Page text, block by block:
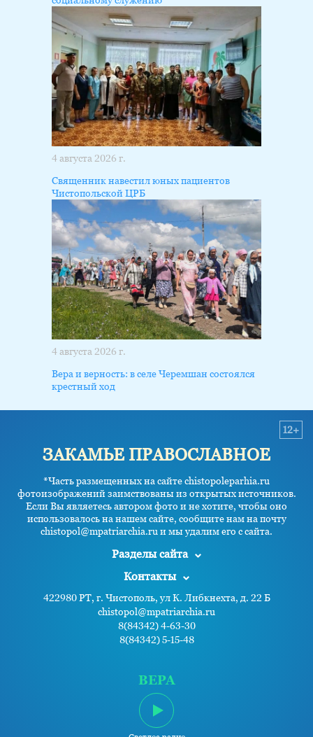
4 августа 2026 г.
Священник навестил юных пациентов
Чистопольской ЦРБ
4 августа 2026 г.
Вера и верность: в селе Черемшан состоялся
крестный ход
ЗАКАМЬЕ ПРАВОСЛАВНОЕ
*Часть размещенных на сайте chistopoleparhia.ru
фотоизображений заимствованы из открытых источников.
Если Вы являетесь автором фото и не хотите, чтобы оно
использовалось на нашем сайте, сообщите нам на почту
chistopol@mpatriarchia.ru и мы удалим его с сайта.
12+
Разделы сайта
Контакты
422980 РТ, г. Чистополь, ул К. Либкнехта, д. 22 Б
chistopol@mpatriarchia.ru
8(84342) 4-63-30
8(84342) 5-15-48
ВЕРА